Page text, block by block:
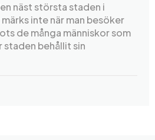
näst största staden i
inte när man besöker
de många människor som
staden behållit sin